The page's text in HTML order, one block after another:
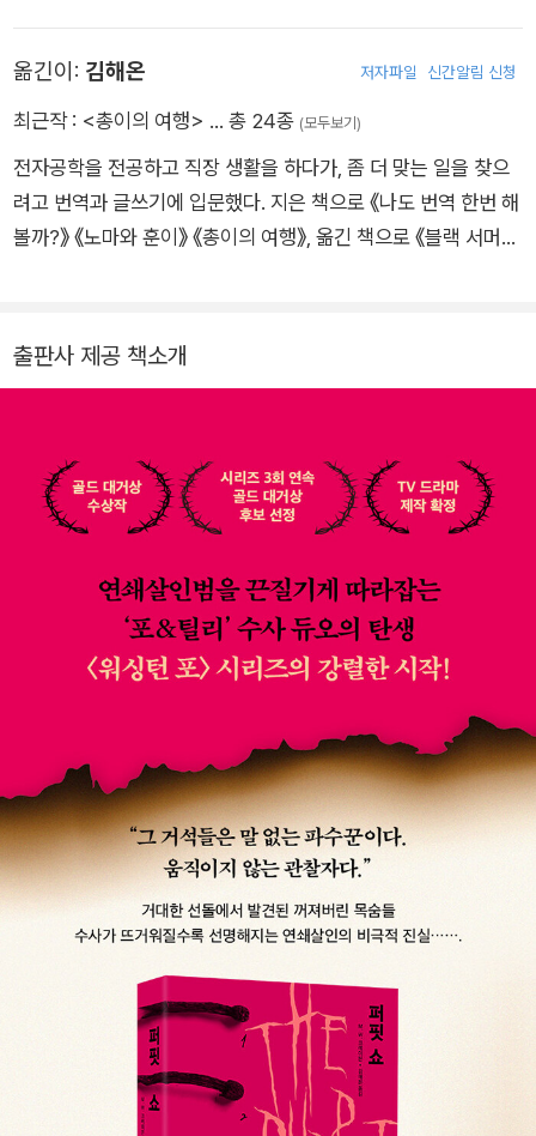
Show)》는 2018년에 호평을 받으며 출간되어, 2019년 영국추
리작가협회CWA에서 주관하는 ‘골드 대거상’을 수상했고 지금까
ck Summer)》와 3편 《큐레이터(The Curator)》도 각각 2020
년과 2021년 같은 상 후보에 올랐으며, 4편 《데드 그라운드(De
ad Ground)》는 최고의 스릴러소설에 주는 ‘이언 플레밍 스틸 대
시리즈는 2025년 현재 7권 출간되었고, TV 드라마로도 제작될
예정이다.
옮긴이: 김해온 저자파일 신간알림 신청
최근작 : <총이의 여행> … 총 24종 (모두보기)
전자공학을 전공하고 직장 생활을 하다가, 좀 더 맞는 일을 찾으
려고 번역과 글쓰기에 입문했다. 지은 책으로 《나도 번역 한번 해
볼까?》 《노마와 훈이》 《총이의 여행》, 옮긴 책으로 《블랙 서머》
《몰타의 매》 《붉은 수확》 《콰이어트》 《성공의 문을 여는 마스터
출판사 제공 책소개